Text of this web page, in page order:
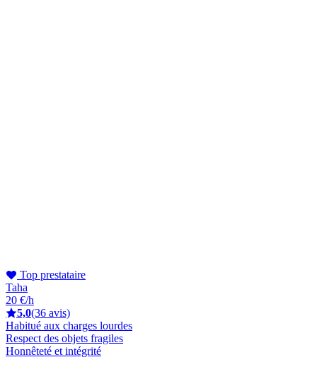
Top prestataire
Taha
20 €/h
5,0(36 avis)
Habitué aux charges lourdes
Respect des objets fragiles
Honnêteté et intégrité